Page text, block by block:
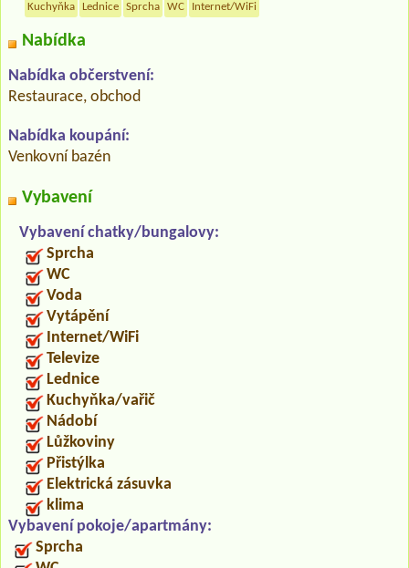
Kuchyňka Lednice Sprcha WC Internet/WiFi
Nabídka
Nabídka občerstvení:
Restaurace, obchod
Nabídka koupání:
Venkovní bazén
Vybavení
Vybavení chatky/bungalovy:
Sprcha
WC
Voda
Vytápění
Internet/WiFi
Televize
Lednice
Kuchyňka/vařič
Nádobí
Lůžkoviny
Přistýlka
Elektrická zásuvka
klima
Vybavení pokoje/apartmány:
Sprcha